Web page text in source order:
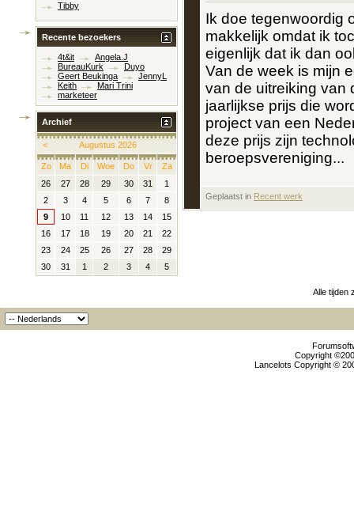
Ik doe tegenwoordig
makkelijk omdat ik
eigenlijk dat ik dan
Van de week is mijn
van de uitreiking van
jaarlijkse prijs die
project van een
deze prijs zijn
beroepsvereniging...
Geplaatst in Recent werk
Tibby
Recente bezoekers
4t&it
Angela.J
BureauKurk
Duyo
Geert Beukinga
JennyL
Keith
Mari Trini
marketeer
Archief
< Augustus 2026
Zo Ma Di Woe Do Vr
Za
26
27 28 29 30 31
1
2
3 4 5 6 7
8
9
10 11 12 13 14
15
16
17 18 19 20 21
22
23
24 25 26 27 28
29
30
31 1 2 3 4 5
Alle tijden
Copyright
Lancelots Copyright ©